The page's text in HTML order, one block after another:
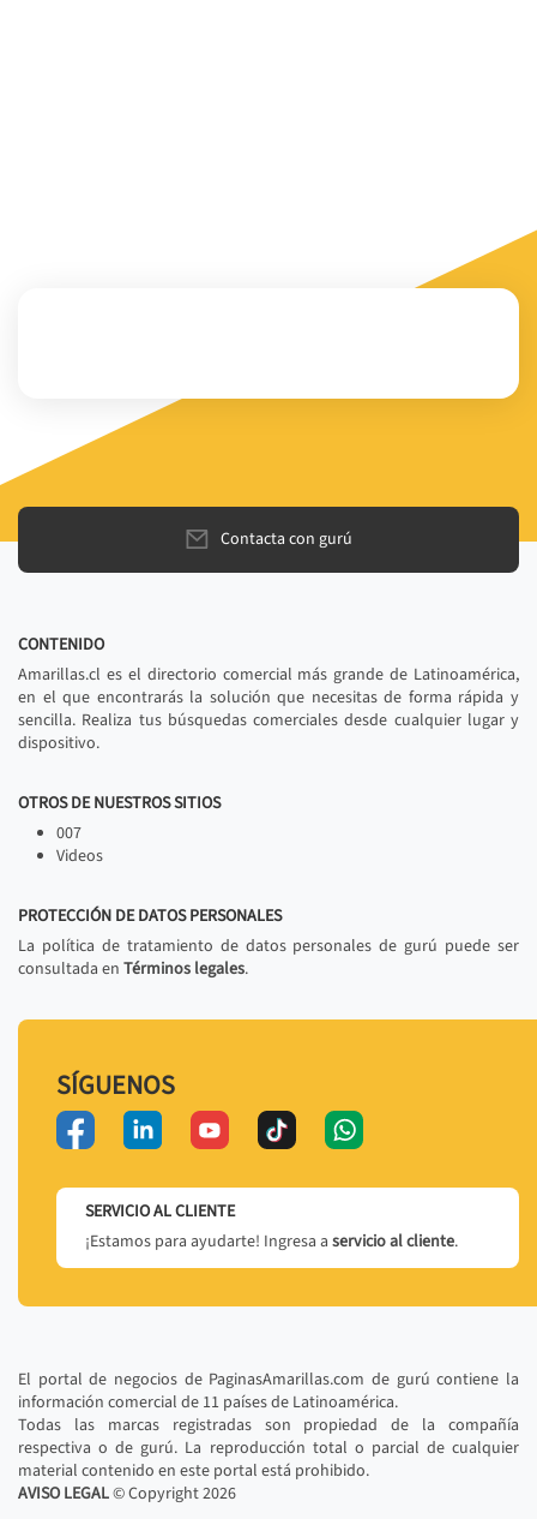
Contacta con gurú
CONTENIDO
Amarillas.cl es el directorio comercial más grande de Latinoamérica,
en el que encontrarás la solución que necesitas de forma rápida y
sencilla. Realiza tus búsquedas comerciales desde cualquier lugar y
dispositivo.
OTROS DE NUESTROS SITIOS
007
Videos
PROTECCIÓN DE DATOS PERSONALES
La política de tratamiento de datos personales de gurú puede ser
consultada en Términos legales.
SÍGUENOS
SERVICIO AL CLIENTE
¡Estamos para ayudarte! Ingresa a servicio al cliente.
El portal de negocios de PaginasAmarillas.com de gurú contiene la
información comercial de 11 países de Latinoamérica.
Todas las marcas registradas son propiedad de la compañía
respectiva o de gurú. La reproducción total o parcial de cualquier
material contenido en este portal está prohibido.
AVISO LEGAL© Copyright2026